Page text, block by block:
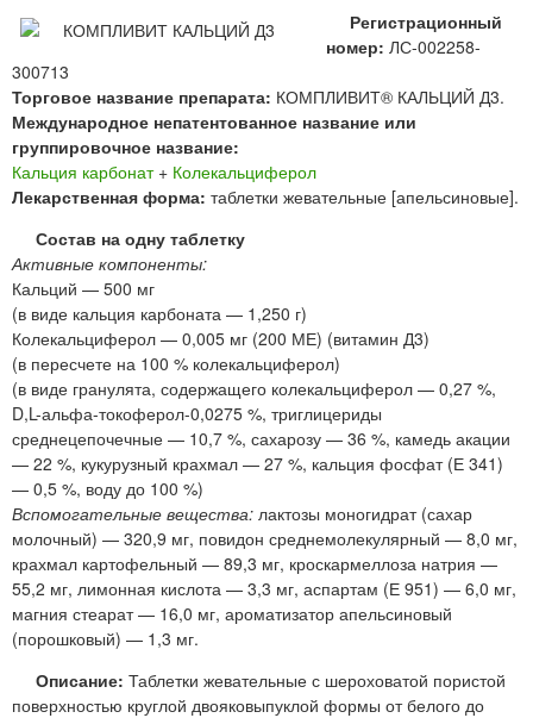
Регистрационный
номер: ЛС-002258-
300713
Торговое название препарата: КОМПЛИВИТ® КАЛЬЦИЙ Д3.
Международное непатентованное название или
группировочное название:
Кальция карбонат+ Колекальциферол
Лекарственная форма: таблетки жевательные [апельсиновые].
Состав на одну таблетку
Активные компоненты:
Кальций — 500 мг
(в виде кальция карбоната — 1,250 г)
Колекальциферол — 0,005 мг (200 МЕ) (витамин Д3)
(в пересчете на 100 % колекальциферол)
(в виде гранулята, содержащего колекальциферол — 0,27 %,
D,L-альфа-токоферол-0,0275 %, триглицериды
среднецепочечные — 10,7 %, сахарозу — 36 %, камедь акации
— 22 %, кукурузный крахмал — 27 %, кальция фосфат (Е 341)
— 0,5 %, воду до 100 %)
Вспомогательные вещества: лактозы моногидрат (сахар
молочный) — 320,9 мг, повидон среднемолекулярный — 8,0 мг,
крахмал картофельный — 89,3 мг, кроскармеллоза натрия —
55,2 мг, лимонная кислота — 3,3 мг, аспартам (Е 951) — 6,0 мг,
магния стеарат — 16,0 мг, ароматизатор апельсиновый
(порошковый) — 1,3 мг.
Описание: Таблетки жевательные с шероховатой пористой
поверхностью круглой двояковыпуклой формы от белого до